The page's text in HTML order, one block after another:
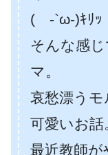
( -`ω-)ｷﾘｯ
そんな感
マ。
哀愁漂う
可愛いお話
最近教師